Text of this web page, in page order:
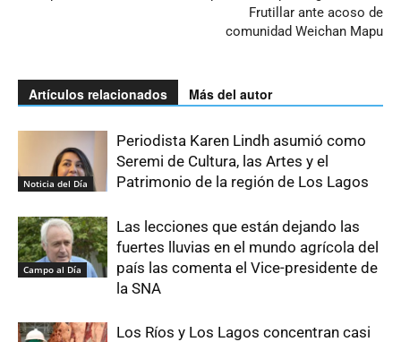
Frutillar ante acoso de
comunidad Weichan Mapu
Artículos relacionados Más del autor
Noticia del Día
Periodista Karen Lindh asumió como
Seremi de Cultura, las Artes y el
Patrimonio de la región de Los Lagos
Campo al Día
Las lecciones que están dejando las
fuertes lluvias en el mundo agrícola del
país las comenta el Vice-presidente de
la SNA
Los Ríos y Los Lagos concentran casi